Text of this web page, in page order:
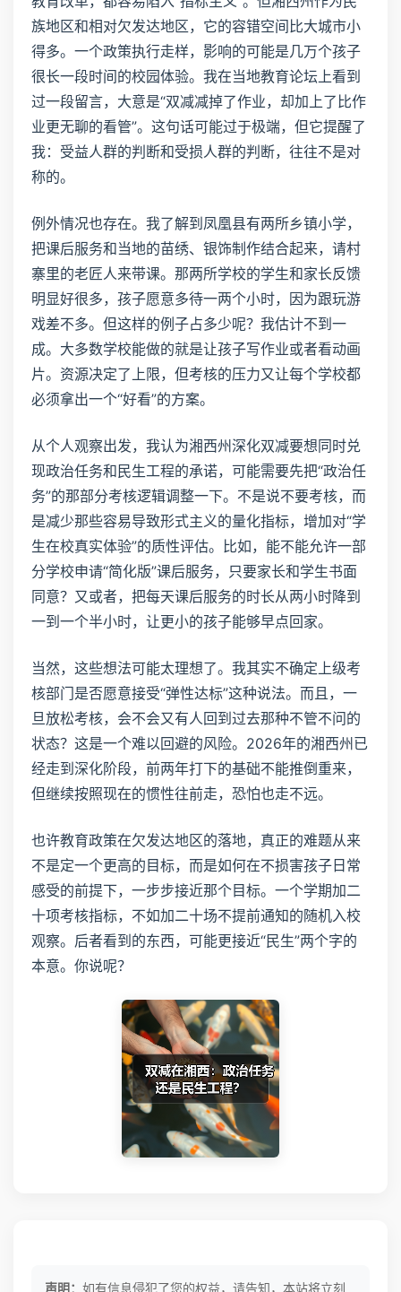
族地区和相对欠发达地区，它的容错空间比大城市小
得多。一个政策执行走样，影响的可能是几万个孩子
很长一段时间的校园体验。我在当地教育论坛上看到
过一段留言，大意是“双减减掉了作业，却加上了比作
业更无聊的看管”。这句话可能过于极端，但它提醒了
我：受益人群的判断和受损人群的判断，往往不是对
称的。
例外情况也存在。我了解到凤凰县有两所乡镇小学，
把课后服务和当地的苗绣、银饰制作结合起来，请村
寨里的老匠人来带课。那两所学校的学生和家长反馈
明显好很多，孩子愿意多待一两个小时，因为跟玩游
戏差不多。但这样的例子占多少呢？我估计不到一
成。大多数学校能做的就是让孩子写作业或者看动画
片。资源决定了上限，但考核的压力又让每个学校都
必须拿出一个“好看”的方案。
从个人观察出发，我认为湘西州深化双减要想同时兑
现政治任务和民生工程的承诺，可能需要先把“政治任
务”的那部分考核逻辑调整一下。不是说不要考核，而
是减少那些容易导致形式主义的量化指标，增加对“学
生在校真实体验”的质性评估。比如，能不能允许一部
分学校申请“简化版”课后服务，只要家长和学生书面
同意？又或者，把每天课后服务的时长从两小时降到
一到一个半小时，让更小的孩子能够早点回家。
当然，这些想法可能太理想了。我其实不确定上级考
核部门是否愿意接受“弹性达标”这种说法。而且，一
旦放松考核，会不会又有人回到过去那种不管不问的
状态？这是一个难以回避的风险。2026年的湘西州已
经走到深化阶段，前两年打下的基础不能推倒重来，
但继续按照现在的惯性往前走，恐怕也走不远。
也许教育政策在欠发达地区的落地，真正的难题从来
不是定一个更高的目标，而是如何在不损害孩子日常
感受的前提下，一步步接近那个目标。一个学期加二
十项考核指标，不如加二十场不提前通知的随机入校
观察。后者看到的东西，可能更接近“民生”两个字的
本意。你说呢？
声明： 如有信息侵犯了您的权益，请告知，本站将立刻